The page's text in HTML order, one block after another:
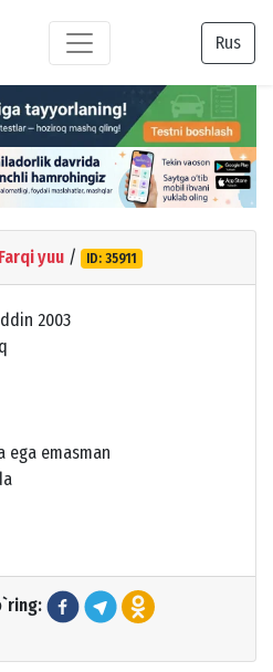
Rus
Farqi yuu / ID: 35911
2003
ega emasman